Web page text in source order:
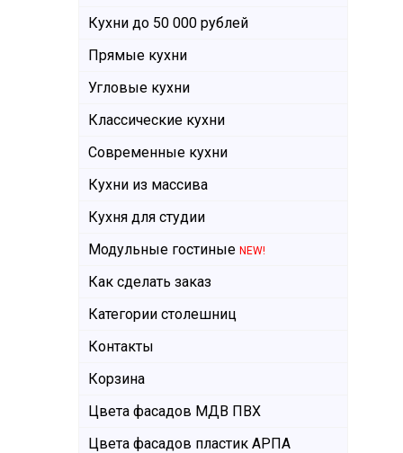
Кухни до 50 000 рублей
Прямые кухни
Угловые кухни
Классические кухни
Современные кухни
Кухни из массива
Кухня для студии
Модульные гостиные NEW!
Как сделать заказ
Категории столешниц
Контакты
Корзина
Цвета фасадов МДВ ПВХ
Цвета фасадов пластик АРПА